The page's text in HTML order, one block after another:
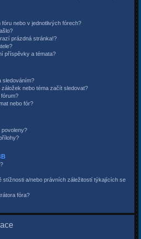
nebo v jednotlivých fórech?
prázdná stránka!?
příspěvky a témata?
sledováním?
nebo téma začít sledovat?
nebo fór?
povoleny?
stížnosti a/nebo právních záležitostí týkajících se
fóra?